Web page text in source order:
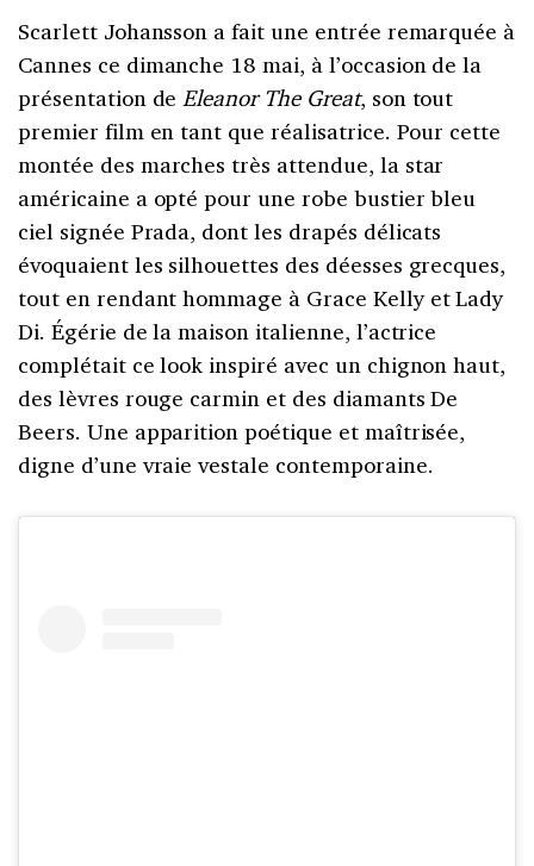
Scarlett Johansson a fait une entrée remarquée à
Cannes ce dimanche 18 mai, à l’occasion de la
présentation deEleanor The Great, son tout
premier film en tant que réalisatrice. Pour cette
montée des marches très attendue, la star
américaine a opté pour une robe bustier bleu
ciel signée Prada, dont les drapés délicats
évoquaient les silhouettes des déesses grecques,
tout en rendant hommage à Grace Kelly et Lady
Di. Égérie de la maison italienne, l’actrice
complétait ce look inspiré avec un chignon haut,
des lèvres rouge carmin et des diamants De
Beers. Une apparition poétique et maîtrisée,
digne d’une vraie vestale contemporaine.